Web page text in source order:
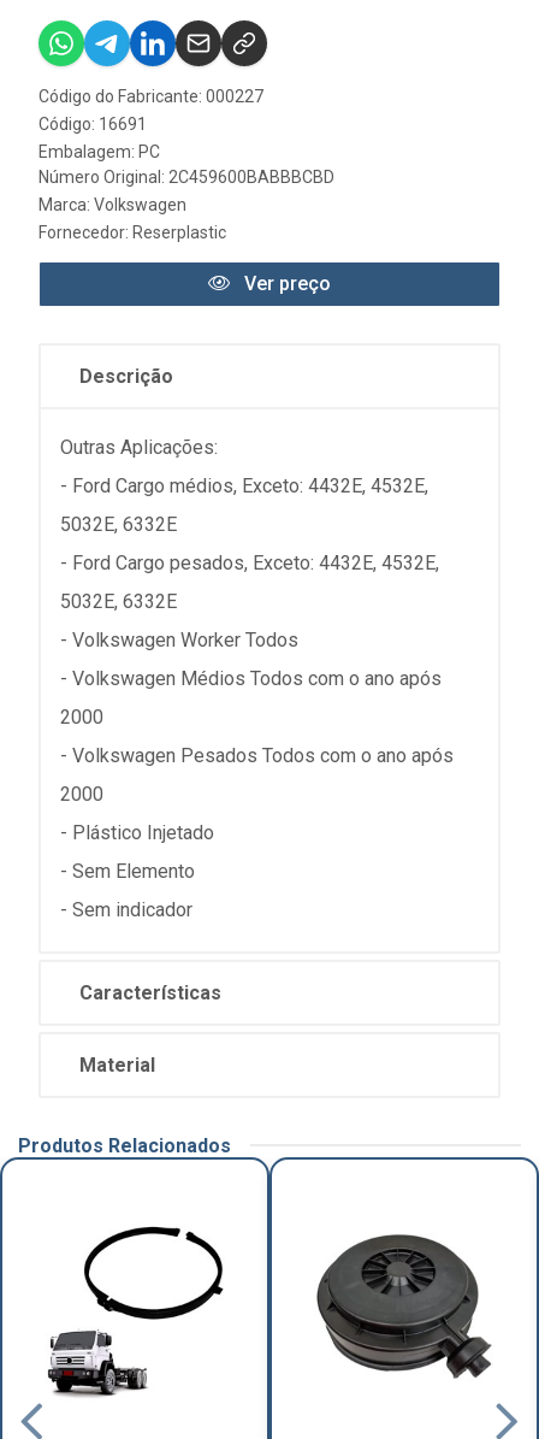
Código do Fabricante: 000227
Código: 16691
Embalagem: PC
Número Original: 2C459600BABBBCBD
Marca: Volkswagen
Fornecedor: Reserplastic
Ver preço
Descrição
Outras Aplicações:
- Ford Cargo médios, Exceto: 4432E, 4532E,
5032E, 6332E
- Ford Cargo pesados, Exceto: 4432E, 4532E,
5032E, 6332E
- Volkswagen Worker Todos
- Volkswagen Médios Todos com o ano após
2000
- Volkswagen Pesados Todos com o ano após
2000
- Plástico Injetado
- Sem Elemento
- Sem indicador
Características
Material
Produtos Relacionados